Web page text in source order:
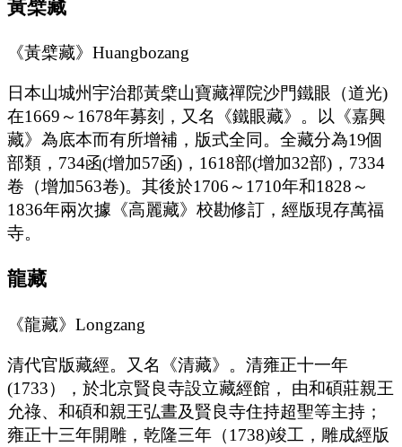
黃檗藏
《黃檗藏》Huangbozang
日本山城州宇治郡黃檗山寶藏禪院沙門鐵眼（道光)
在1669～1678年募刻，又名《鐵眼藏》。以《嘉興
藏》為底本而有所增補，版式全同。全藏分為19個
部類，734函(增加57函)，1618部(增加32部)，7334
卷（增加563卷)。其後於1706～1710年和1828～
1836年兩次據《高麗藏》校勘修訂，經版現存萬福
寺。
龍藏
《龍藏》Longzang
清代官版藏經。又名《清藏》。清雍正十一年
(1733），於北京賢良寺設立藏經館， 由和碩莊親王
允祿、和碩和親王弘晝及賢良寺住持超聖等主持；
雍正十三年開雕，乾隆三年（1738)竣工，雕成經版